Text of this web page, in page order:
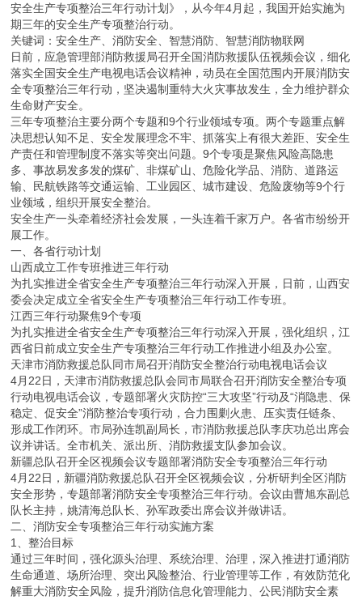
安全生产专项整治三年行动计划》，从今年4月起，我国开始实施为
期三年的安全生产专项整治行动。
关键词：安全生产、消防安全、智慧消防、智慧消防物联网
日前，应急管理部消防救援局召开全国消防救援队伍视频会议，细化
落实全国安全生产电视电话会议精神，动员在全国范围内开展消防安
全专项整治三年行动，坚决遏制重特大火灾事故发生，全力维护群众
生命财产安全。
三年专项整治主要分两个专题和9个行业领域专项。两个专题重点解
决思想认知不足、安全发展理念不牢、抓落实上有很大差距、安全生
产责任和管理制度不落实等突出问题。9个专项是聚焦风险高隐患
多、事故易发多发的煤矿、非煤矿山、危险化学品、消防、道路运
输、民航铁路等交通运输、工业园区、城市建设、危险废物等9个行
业领域，组织开展安全整治。
安全生产一头牵着经济社会发展，一头连着千家万户。各省市纷纷开
展工作。
一、各省行动计划
山西成立工作专班推进三年行动
为扎实推进全省安全生产专项整治三年行动深入开展，日前，山西安
委会决定成立全省安全生产专项整治三年行动工作专班。
江西三年行动聚焦9个专项
为扎实推进全省安全生产专项整治三年行动深入开展，强化组织，江
西省日前成立安全生产专项整治三年行动工作推进小组及办公室。
天津市消防救援总队同市局召开消防安全整治行动电视电话会议
4月22日，天津市消防救援总队会同市局联合召开消防安全整治专项
行动电视电话会议，专题部署火灾防控“三大攻坚”行动及“消隐患、保
稳定、促安全”消防整治专项行动，合力围剿火患、压实责任链条、
形成工作闭环。市局孙连凯副局长，市消防救援总队李庆功总出席会
议并讲话。全市机关、派出所、消防救援支队参加会议。
新疆总队召开全区视频会议专题部署消防安全专项整治三年行动
4月22日，新疆消防救援总队召开全区视频会议，分析研判全区消防
安全形势，专题部署消防安全专项整治三年行动。会议由曹旭东副总
队长主持，姚清海总队长、孙军政委出席会议并做讲话。
二、消防安全专项整治三年行动实施方案
1、整治目标
通过三年时间，强化源头治理、系统治理、治理，深入推进打通消防
生命通道、场所治理、突出风险整治、行业管理等工作，有效防范化
解重大消防安全风险，提升消防信息化管理能力、公民消防安全素